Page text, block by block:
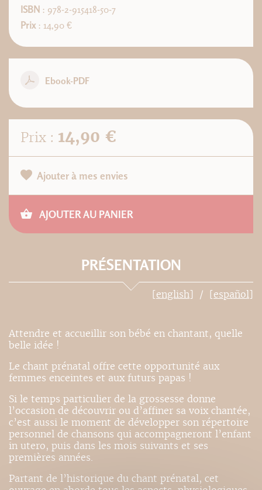
ISBN : 978-2-915418-50-7
Prix : 14,90 €
Ebook-PDF
Prix : 14,90 €
Ajouter à mes envies
AJOUTER AU PANIER
PRÉSENTATION
[english] [español]
Attendre et accueillir son bébé en chantant, quelle
belle idée !
Le chant prénatal offre cette opportunité aux
femmes enceintes et aux futurs papas !
Si le temps particulier de la grossesse donne
l’occasion de découvrir ou d’affiner sa voix chantée,
c’est aussi le moment de développer son répertoire
personnel de chansons qui accompagneront l’enfant
in utero, puis dans les mois suivants et ses
premières années.
Partant de l’historique du chant prénatal, cet